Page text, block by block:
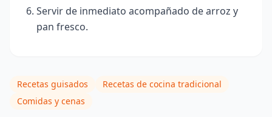
Servir de inmediato acompañado de arroz y
pan fresco.
Recetas guisados
Recetas de cocina tradicional
Comidas y cenas